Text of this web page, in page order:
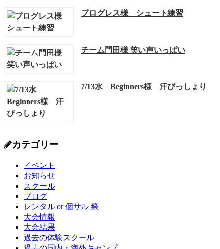
プログレス様 シュート練習
チーム門田様 笑い声いっぱい
7/13水 Beginners様 汗びっしょり
カテゴリー
イベント
お知らせ
スクール
ブログ
レンタル or 個サル 祭
大会情報
大会結果
過去の体験スクール